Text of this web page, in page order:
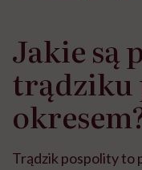
Jakie są
trądziku
Trądzik pospolity to